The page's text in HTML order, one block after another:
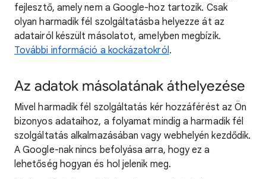
fejlesztő, amely nem a Google-hoz tartozik. Csak
olyan harmadik fél szolgáltatásba helyezze át az
adatairól készült másolatot, amelyben megbízik.
További információ a kockázatokról.
Az adatok másolatának áthelyezése
Mivel harmadik fél szolgáltatás kér hozzáférést az Ön
bizonyos adataihoz, a folyamat mindig a harmadik fél
szolgáltatás alkalmazásában vagy webhelyén kezdődik.
A Google-nak nincs befolyása arra, hogy ez a
lehetőség hogyan és hol jelenik meg.